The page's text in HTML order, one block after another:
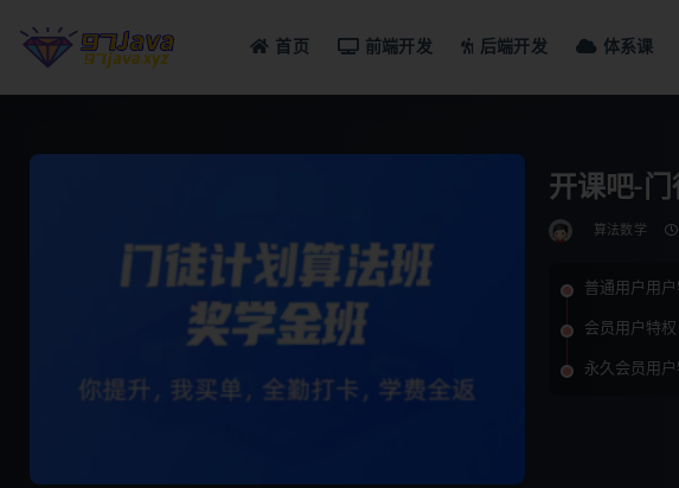
首页 前端开发 后端开发 体系课
开课吧-门
算法数学
普通用户用户
会员用户特权
永久会员用户